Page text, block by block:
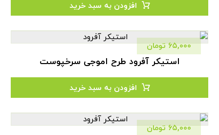
افزودن به سبد خرید
استیکر آفرود طرح اموجی سرخپوست
۶۵,۰۰۰ تومان
افزودن به سبد خرید
۶۵,۰۰۰ تومان